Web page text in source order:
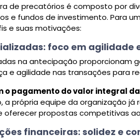
de precatórios é composto por
e fundos de investimento. Para
e suas motivações:
foco em agilidade
na antecipação proporcionam
e agilidade nas transações para
o pagamento do valor integral
a própria equipe da organização
oferecer propostas competitivas
financeiras: solidez e